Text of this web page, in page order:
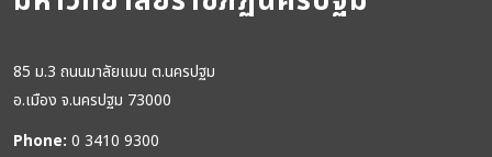
85 ม.3 ถนนมาลัยแมน ต.นครปฐม
อ.เมือง จ.นครปฐม 73000
Phone: 0 3410 9300